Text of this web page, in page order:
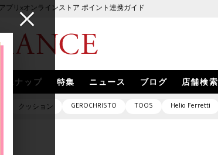
プリ×オンラインストア ポイント連携ガイド
スナップ 特集 ニュース ブログ 店舗検索
クッション GEROCHRISTO TOOS Helio Ferretti